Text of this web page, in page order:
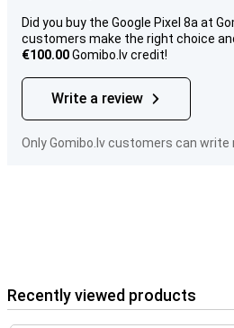
Did you buy the Google Pixel 8a at
customers make the right choice
€100.00Gomibo.lv credit!
Write a review
Only Gomibo.lv customers can write
Recently viewed products